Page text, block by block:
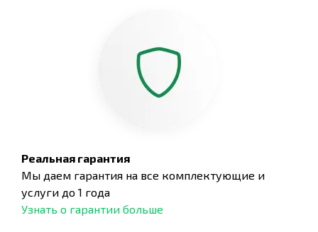
Реальная гарантия
Мы даем гарантия на все комплектующие и
услуги до 1 года
Узнать о гарантии больше